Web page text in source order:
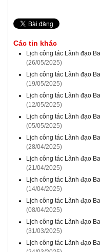
Các tin khác
Lịch công tác Lãnh đạo
(26/05/2025)
Lịch công tác Lãnh đạo
(19/05/2025)
Lịch công tác Lãnh đạo
(12/05/2025)
Lịch công tác Lãnh đạo
(05/05/2025)
Lịch công tác Lãnh đạo
(28/04/2025)
Lịch công tác Lãnh đạo
(21/04/2025)
Lịch công tác Lãnh đạo
(14/04/2025)
Lịch công tác Lãnh đạo
(08/04/2025)
Lịch công tác Lãnh đạo
(31/03/2025)
Lịch công tác Lãnh đạo